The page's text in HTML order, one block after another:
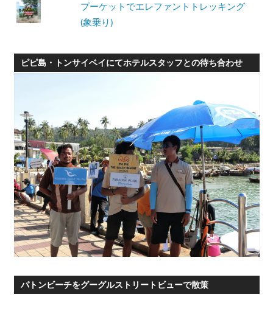
プーケットでエレファントトレッキング
(象乗り)
ピピ島・トンサイベイにてホテルスタッフとの待ち合わせ
パトンビーチをグーグルストリートビューで散策